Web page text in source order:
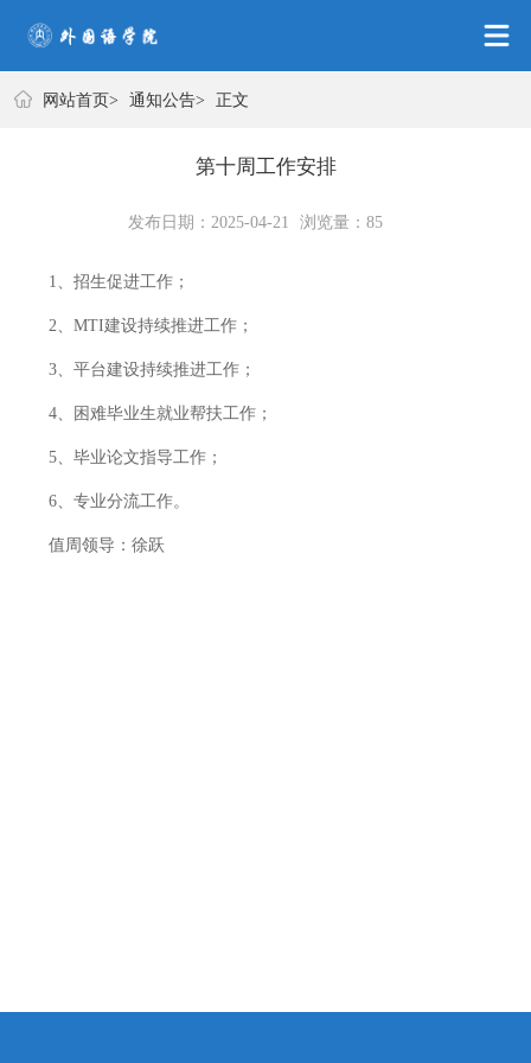
网站首页
网站首页> 通知公告> 正文
第十周工作安排
发布日期：2025-04-21 浏览量： 85
1、招生促进工作；
2、MTI建设持续推进工作；
3、平台建设持续推进工作；
4、困难毕业生就业帮扶工作；
5、毕业论文指导工作；
6、专业分流工作。
值周领导：徐跃